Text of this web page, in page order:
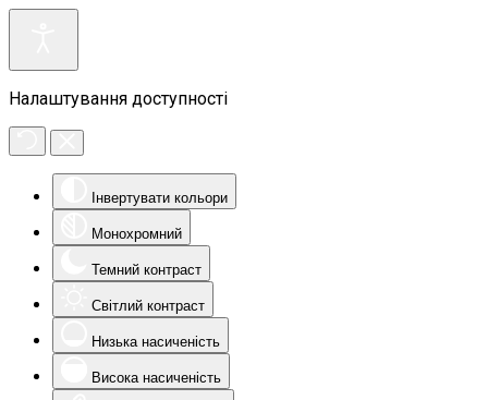
Налаштування доступності
Інвертувати кольори
Монохромний
Темний контраст
Світлий контраст
Низька насиченість
Висока насиченість